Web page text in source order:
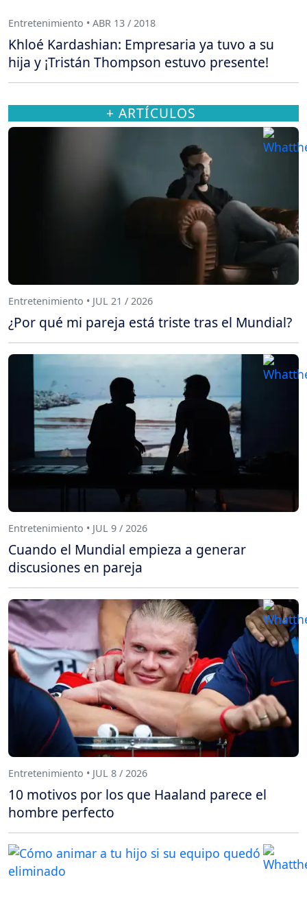
Entretenimiento • ABR 13 / 2018
Khloé Kardashian: Empresaria ya tuvo a su
hija y ¡Tristán Thompson estuvo presente!
+ ARTÍCULOS
Entretenimiento • JUL 21 / 2026
¿Por qué mi pareja está triste tras el Mundial?
Entretenimiento • JUL 9 / 2026
Cuando el Mundial empieza a generar
discusiones en pareja
Entretenimiento • JUL 8 / 2026
10 motivos por los que Haaland parece el
hombre perfecto